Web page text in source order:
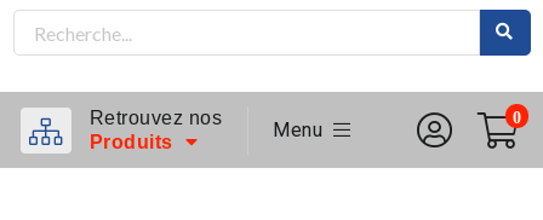
Retrouvez nos
Produits
Menu
0